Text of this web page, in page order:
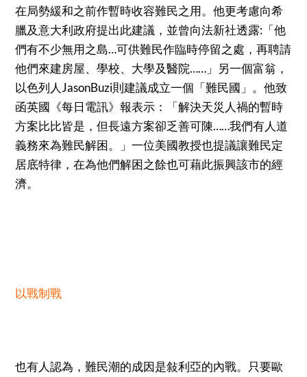
在局勢緩和之前作暫時收容難民之用。他更考慮向希
臘及意大利政府提出此建議，並曾向法新社透露:「他
們有不少無用之島…可供難民作臨時停留之處，再聘請
他們來建房屋、學校、大學及醫院……」另一個富翁，
以色列人JasonBuzi則建議成立一個「難民國」。他致
函英國《每日電訊》報表示：「解決天災人禍的暫時
方案比比皆是，但長遠方案卻乏善可陳……我們有人道
義務來為難民解困。」一位美國教授也提議讓難民定
居底特律，在為他們解困之餘也可藉此振興該市的經
濟。
以戰制戰
也有人認為，難民潮的成因是敍利亞的內戰。只要歐